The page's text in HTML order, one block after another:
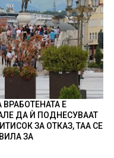
Е
ДА Ѝ ПОДНЕСУВААТ
ЗА ОТКАЗ, ТАА СЕ
ЗА